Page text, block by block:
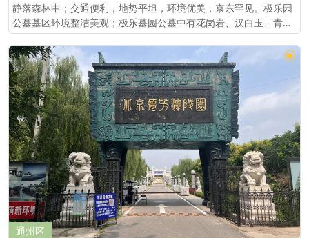
静落森林中；交通便利，地势平坦，环境优美，京东罕见。极乐园
公墓墓区环境整洁美观；极乐墓园公墓中有花岗岩、汉白玉、青白
石等不同造型的墓穴、墓碑等。
通州区